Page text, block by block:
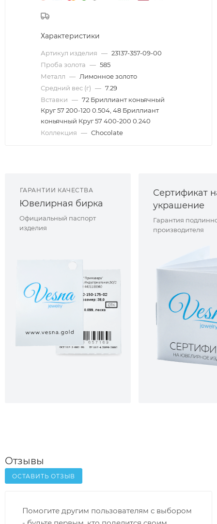
Характеристики
Артикул изделия — 23137-357-09-00
Проба золота — 585
Металл — Лимонное золото
Средний вес (г) — 7.29
Вставки — 72 Бриллиант коньячный
Круг 57 200-120 0.504, 48 Бриллиант
коньячный Круг 57 400-200 0.240
Коллекция — Chocolate
ГАРАНТИИ КАЧЕСТВА
Ювелирная бирка
Официальный паспорт
изделия
Сертификат
украшение
Гарантия
производителя
Отзывы
ОСТАВИТЬ ОТЗЫВ
Помогите другим пользователям с выбором